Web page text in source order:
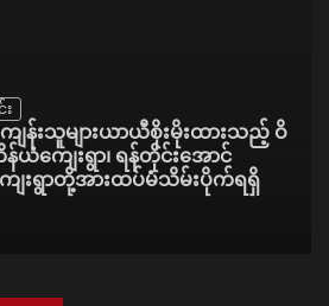
ျန်းသူများယာယီစိုးမိုးထားသည့် ဝိ
ယံကျေးရွာ၊ ရန်တိုင်းအောင်
ေးရွာတို့အားထပ်မံသိမ်းပိုက်ရရှိ